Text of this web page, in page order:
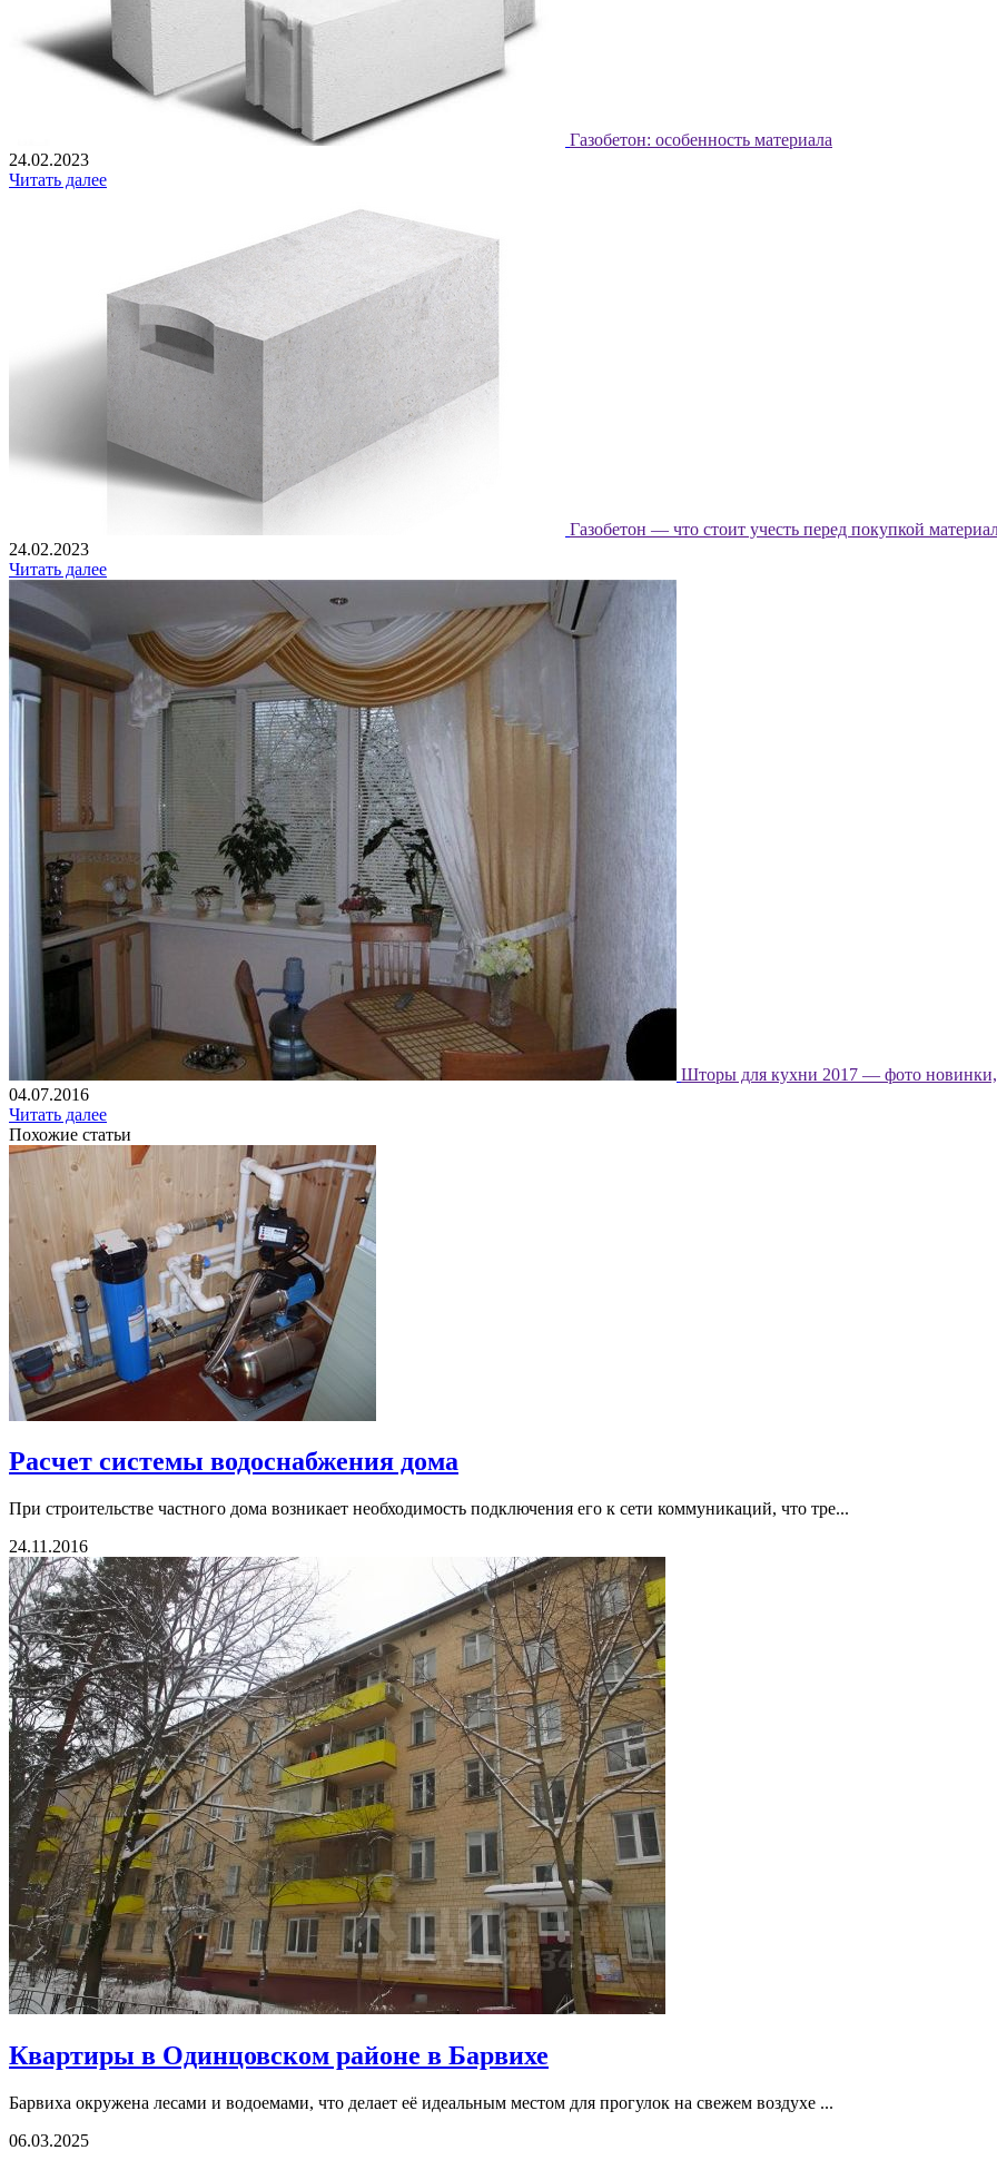
Газобетон: особенность материала
24.02.2023
Читать далее
Газобетон — что стоит учесть перед покупкой
24.02.2023
Читать далее
Шторы для кухни 2017 — фото новинки,
04.07.2016
Читать далее
Похожие статьи
Расчет системы водоснабжения дома
При строительстве частного дома возникает необходимость подключения его к сети коммуникаций, что тре...
24.11.2016
Квартиры в Одинцовском районе в Барвихе
Барвиха окружена лесами и водоемами, что делает её идеальным местом для прогулок на свежем воздухе ...
06.03.2025